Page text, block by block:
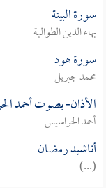
سورة البينة
بهاء الدين الطوالبة
سورة هود
محمد جبريل
الأذان- بصوت أحمد
أحمد الحراسيس
أناشيد رمضان
(...)